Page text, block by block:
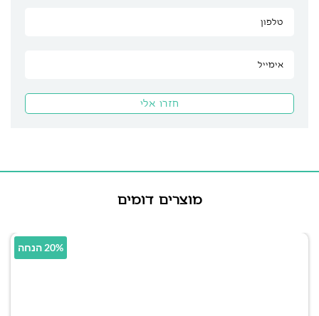
מוצרים דומים
20% הנחה